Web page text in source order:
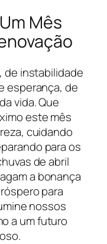
Mês
de instabilidade
esperança, de
vida. Que
este mês
cuidando
para os
de abril
a bonança
para
nossos
a um futuro